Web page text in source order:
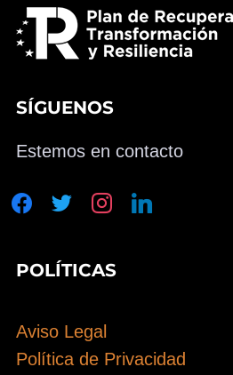
SÍGUENOS
Estemos en contacto
facebooktwitter instagramlinkedin
POLÍTICAS
Aviso Legal
Política de Privacidad